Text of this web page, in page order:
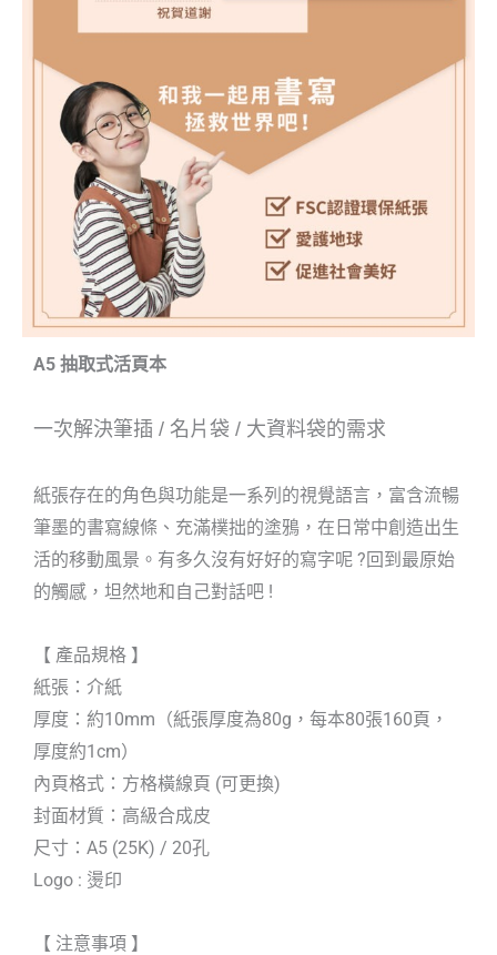
A5 抽取式活頁本
一次解決筆插 / 名片袋 / 大資料袋的需求
紙張存在的角色與功能是一系列的視覺語言，富含流暢
筆墨的書寫線條、充滿樸拙的塗鴉，在日常中創造出生
活的移動風景。有多久沒有好好的寫字呢 ?回到最原始
的觸感，坦然地和自己對話吧 !
【 產品規格 】
紙張：介紙
厚度：約10mm（紙張厚度為80g，每本80張160頁，
厚度約1cm）
內頁格式：方格橫線頁 (可更換)
封面材質：高級合成皮
尺寸：A5 (25K) / 20孔
Logo : 燙印
【 注意事項 】